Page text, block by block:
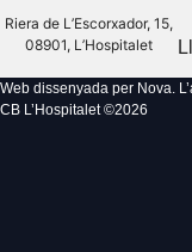
Riera de L’Escorxador, 15,
08901, L’Hospitalet
Web dissenyada per Nova.
CB L’Hospitalet ©2026